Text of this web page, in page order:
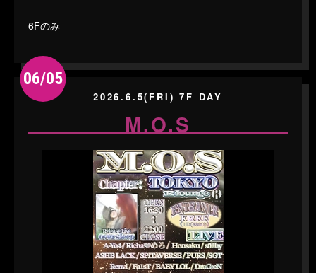
6Fのみ
06/05
2026.6.5(FRI) 7F DAY
M.O.S